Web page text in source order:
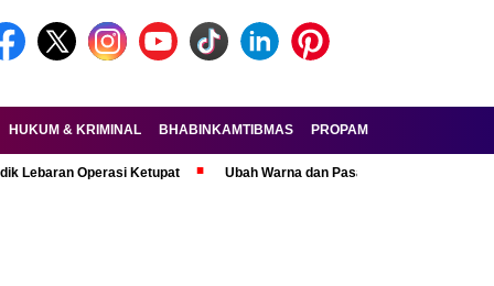
HUKUM & KRIMINAL BHABINKAMTIBMAS PROPAM
Operasi Ketupat Ubah Warna dan Pasang Pelat Palsu, Pelaku